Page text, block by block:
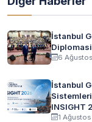
İstanbul
6
İstanbul
INSIGHT
1